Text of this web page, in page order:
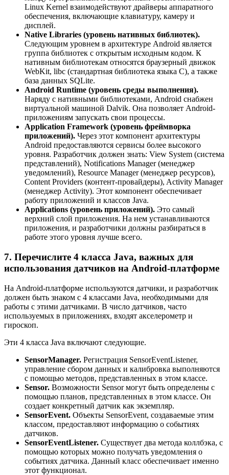
Linux Kernel взаимодействуют драйверы аппаратного
обеспечения, включающие клавиатуру, камеру и
дисплей.
Native Libraries (уровень нативных библиотек).
Следующим уровнем в архитектуре Android является
группа библиотек с открытым исходным кодом. К
нативным библиотекам относятся браузерный движок
WebKit, libc (стандартная библиотека языка C), а также
база данных SQLite.
Android Runtime (уровень среды выполнения).
Наряду с нативными библиотеками, Android снабжен
виртуальной машиной Dalvik. Она позволяет Android-
приложениям запускать свои процессы.
Application Framework (уровень фреймворка
приложений). Через этот компонент архитектуры
Android предоставляются сервисы более высокого
уровня. Разработчик должен знать: View System (система
представлений), Notifications Manager (менеджер
уведомлений), Resource Manager (менеджер ресурсов),
Content Providers (контент-провайдеры), Activity Manager
(менеджер Activity). Этот компонент обеспечивает
работу приложений и классов Java.
Applications (уровень приложений). Это самый
верхний слой приложения. На нем устанавливаются
приложения, и разработчики должны разбираться в
работе этого уровня лучше всего.
7. Перечислите 4 класса Java, важных для
использования датчиков на Android-платформе
На Android-платформе используются датчики, и разработчик
должен быть знаком с 4 классами Java, необходимыми для
работы с этими датчиками. В число датчиков, часто
используемых в приложениях, входят акселерометр и
гироскоп.
Эти 4 класса Java включают следующие.
SensorManager. Регистрация SensorEventListener,
управление сбором данных и калибровка выполняются
с помощью методов, представленных в этом классе.
Sensor. Возможности Sensor могут быть определены с
помощью планов, представленных в этом классе. Он
создает конкретный датчик как экземпляр.
SensorEvent. Объекты SensorEvent, создаваемые этим
классом, предоставляют информацию о событиях
датчиков.
SensorEventListener. Существует два метода коллбэка, с
помощью которых можно получать уведомления о
событиях датчика. Данный класс обеспечивает именно
этот функционал.